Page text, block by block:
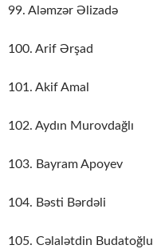
99. Aləmzər Əlizadə
100. Arif Ərşad
101. Akif Amal
102. Aydın Murovdağlı
103. Bayram Apoyev
104. Bəsti Bərdəli
105. Cəlalətdin Budatoğlu